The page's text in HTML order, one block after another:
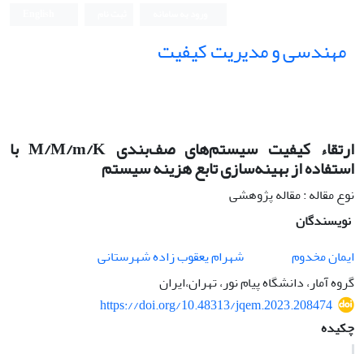
مهندسی و مدیریت کیفیت
ارتقاء کیفیت سیستم‌های صف‌بندی M/M/m/K با
استفاده از بهینه‌سازی تابع هزینه سیستم
نوع مقاله : مقاله پژوهشی
نویسندگان
ایمان مخدوم
شهرام یعقوب زاده شهرستانی
گروه آمار، دانشگاه پیام نور، تهران،ایران
https://doi.org/10.48313/jqem.2023.208474
چکیده